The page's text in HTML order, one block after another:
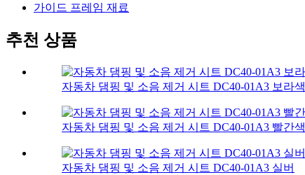
가이드 프레임 재료
추천 상품
자동차 댐핑 및 소음 제거 시트 DC40-01A3 보라색
자동차 댐핑 및 소음 제거 시트 DC40-01A3 빨간색
자동차 댐핑 및 소음 제거 시트 DC40-01A3 실버